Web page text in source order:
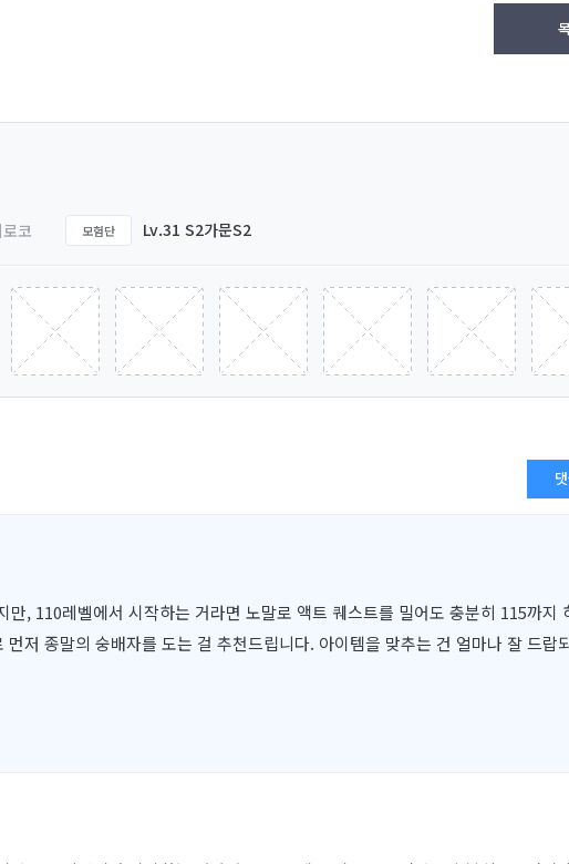
코 모험단 Lv.31 S2가문S2
, 110레벨에서 시작하는 거라면 노말로 액트 퀘스트를 밀어도 충분히 115까지
저 종말의 숭배자를 도는 걸 추천드립니다. 아이템을 맞추는 건 얼마나 잘 드랍